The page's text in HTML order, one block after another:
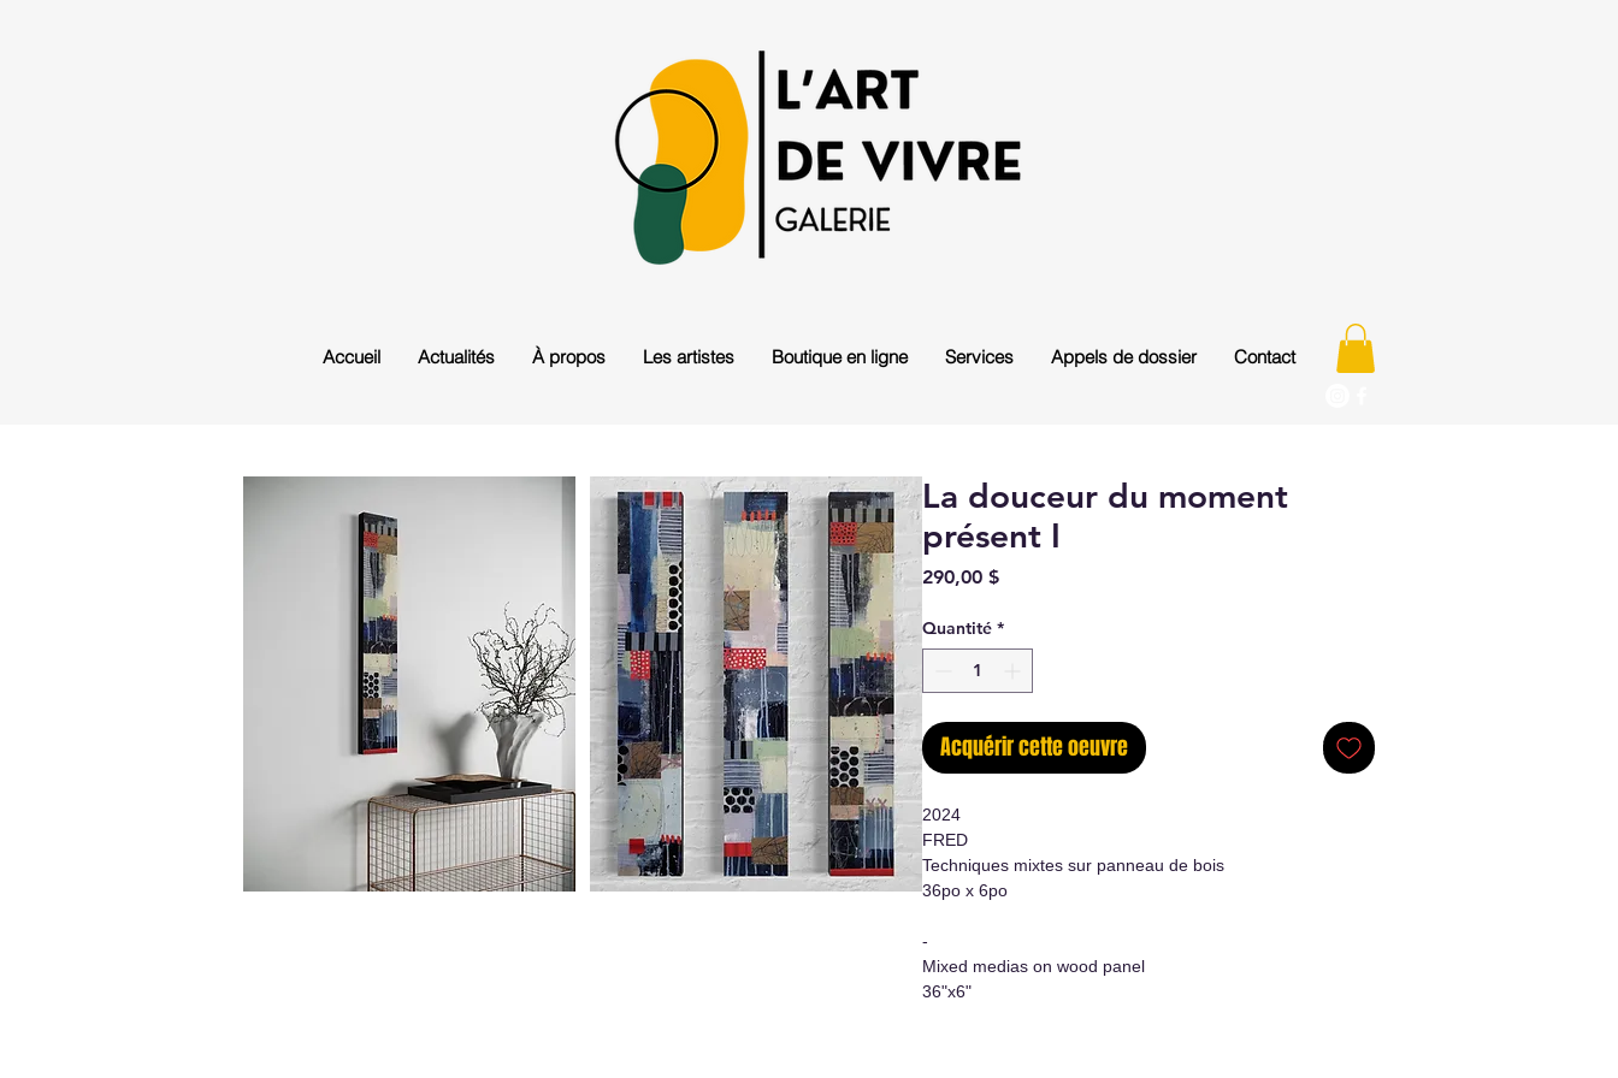
Accueil Actualités À propos Les artistes Boutique en ligne Services Appels de dossier Contact
La douceur du moment
présent I
290,00 $Prix
Quantité *
Acquérir cette oeuvre
2024
FRED
Techniques mixtes sur panneau de bois
36po x 6po
-
Mixed medias on wood panel
36"x6"